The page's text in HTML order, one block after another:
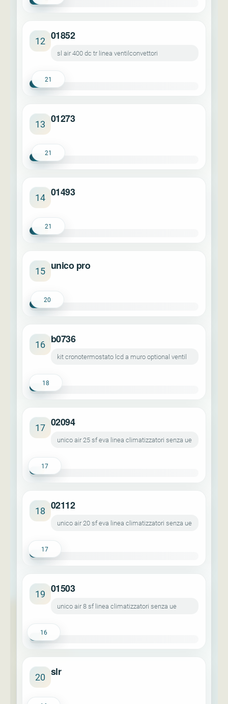
12 01852
sl air 400 dc tr linea ventilconvettori
21
13 01273
21
14 01493
21
15 unico pro
20
16 b0736
kit cronotermostato lcd a muro optional ventil
18
17 02094
unico air 25 sf eva linea climatizzatori senza ue
17
18 02112
unico air 20 sf eva linea climatizzatori senza ue
17
19 01503
unico air 8 sf linea climatizzatori senza ue
16
20 slr